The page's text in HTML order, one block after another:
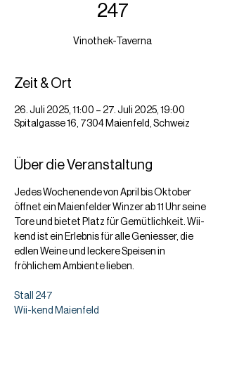
247
Vinothek-Taverna
Zeit & Ort
26. Juli 2025, 11:00 – 27. Juli 2025, 19:00
Spitalgasse 16, 7304 Maienfeld, Schweiz
Über die Veranstaltung
Jedes Wochenende von April bis Oktober
öffnet ein Maienfelder Winzer ab 11 Uhr seine
Tore und bietet Platz für Gemütlichkeit. Wii-
kend ist ein Erlebnis für alle Geniesser, die
edlen Weine und leckere Speisen in
fröhlichem Ambiente lieben.
Stall 247
Wii-kend Maienfeld